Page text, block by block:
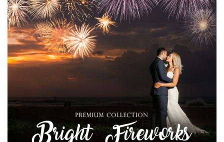
Free Fireworks Overlay #16
Small 800*533px